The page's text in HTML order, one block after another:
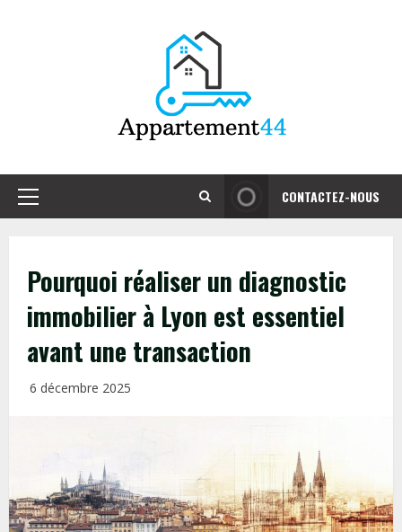
Primary
CONTACTEZ-NOUS
Pourquoi réaliser un diagnostic
immobilier à Lyon est essentiel
avant une transaction
6 décembre 2025